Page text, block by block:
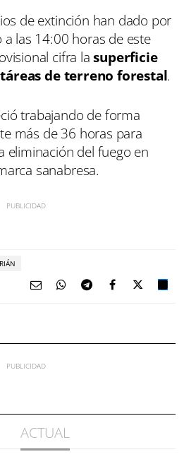
de extinción han dado por
las 14:00 horas de este
cifra lasuperficie
de terreno forestal.
trabajando de forma
más de 36 horas para
eliminación del fuego en
sanabresa.
ACTUAL